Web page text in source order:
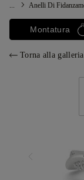
Anelli Di
Montatura
Torna alla galleria